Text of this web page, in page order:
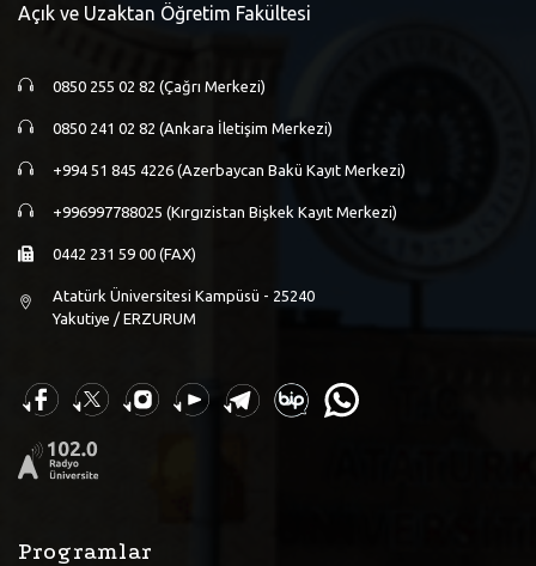
Açık ve Uzaktan Öğretim Fakültesi
0850 255 02 82 (Çağrı Merkezi)
0850 241 02 82 (Ankara İletişim Merkezi)
+994 51 845 4226 (Azerbaycan Bakü Kayıt Merkezi)
+996997788025 (Kırgızistan Bişkek Kayıt Merkezi)
0442 231 59 00 (FAX)
Atatürk Üniversitesi Kampüsü - 25240
Yakutiye / ERZURUM
Programlar